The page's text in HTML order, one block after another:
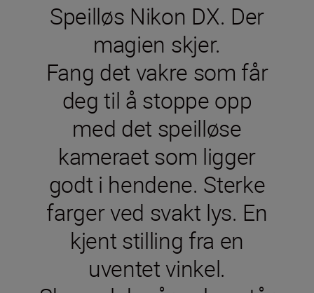
Speilløs Nikon DX. Der
magien skjer.
Fang det vakre som får
deg til å stoppe opp
med det speilløse
kameraet som ligger
godt i hendene. Sterke
farger ved svakt lys. En
kjent stilling fra en
uventet vinkel.